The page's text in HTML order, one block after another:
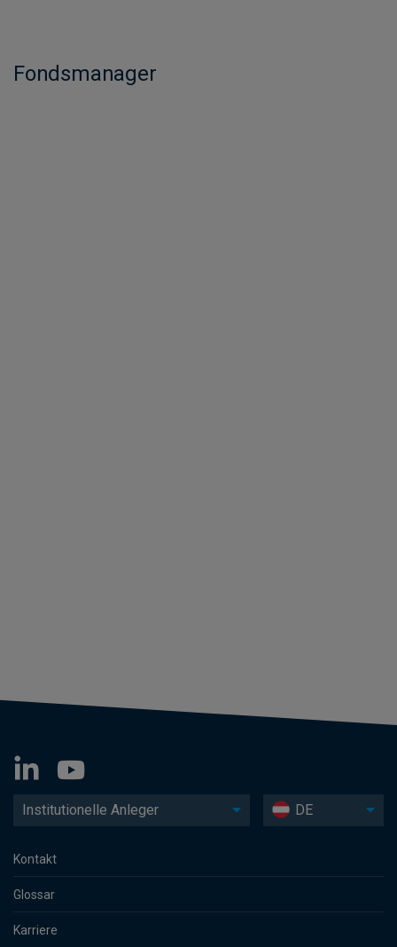
Fondsmanager​​​​​​​​​​​​​​​​​​​​
Institutionelle Anleger DE
Kontakt
Glossar
Karriere